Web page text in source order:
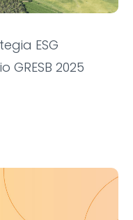
ESG
2025